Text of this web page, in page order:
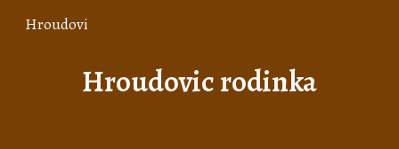
Skip to main content
Hroudovi
Hroudovic rodinka